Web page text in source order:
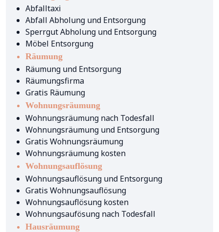
Abfalltaxi
Abfall Abholung und Entsorgung
Sperrgut Abholung und Entsorgung
Möbel Entsorgung
Räumung
Räumung und Entsorgung
Räumungsfirma
Gratis Räumung
Wohnungsräumung
Wohnungsräumung nach Todesfall
Wohnungsräumung und Entsorgung
Gratis Wohnungsräumung
Wohnungsräumung kosten
Wohnungsauflösung
Wohnungsauflösung und Entsorgung
Gratis Wohnungsauflösung
Wohnungsauflösung kosten
Wohnungsaufösung nach Todesfall
Hausräumung